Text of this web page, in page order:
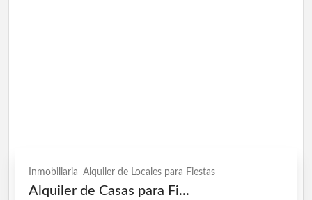
Inmobiliaria Alquiler de Locales para Fiestas
Alquiler de Casas para Fi...